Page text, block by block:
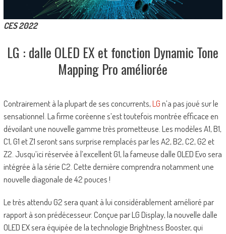
CES 2022
LG : dalle OLED EX et fonction Dynamic Tone
Mapping Pro améliorée
Contrairement à la plupart de ses concurrents,LGn’a pas joué sur le
sensationnel. La firme coréenne s’est toutefois montrée efficace en
dévoilant une nouvelle gamme très prometteuse. Les modèles A1, B1,
C1, G1 et Z1 seront sans surprise remplacés par les A2, B2, C2, G2 et
Z2. Jusqu’ici réservée à l’excellent G1, la fameuse dalle OLED Evo sera
intégrée à la série C2. Cette dernière comprendra notamment une
nouvelle diagonale de 42 pouces !
Le très attendu G2 sera quant à lui considérablement amélioré par
rapport à son prédécesseur. Conçue par LG Display, la nouvelle dalle
OLED EX sera équipée de la technologie Brightness Booster, qui